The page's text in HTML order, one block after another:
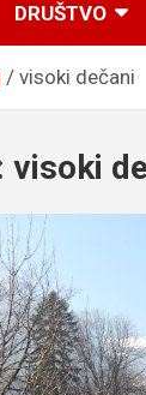
DRUŠTVO
visoki dečani
visoki